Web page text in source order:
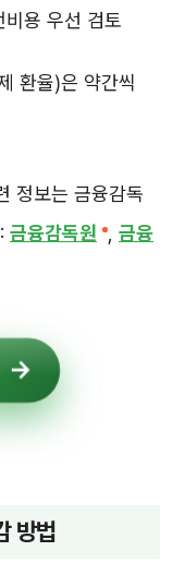
비용 우선 검토
환율)은 약간씩
정보는 금융감독
금융감독원 , 금융
방법